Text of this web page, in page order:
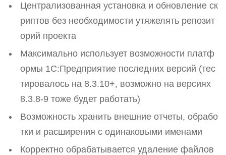
Централизованная установка и обновление ск
риптов без необходимости утяжелять репозит
орий проекта
Максимально использует возможности платф
ормы 1С:Предприятие последних версий (тес
тировалось на 8.3.10+, возможно на версиях
8.3.8-9 тоже будет работать)
Возможность хранить внешние отчеты, обрабо
тки и расширения с одинаковыми именами
Корректно обрабатывается удаление файлов